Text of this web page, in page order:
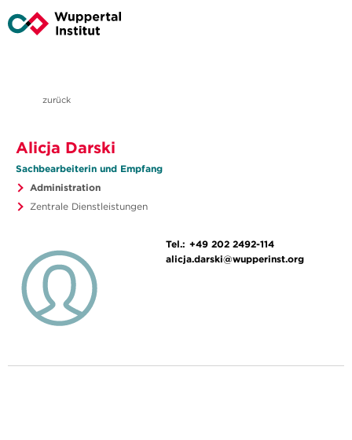
zurück
Alicja Darski
Sachbearbeiterin und Empfang
Administration
Zentrale Dienstleistungen
Tel.: +49 202 2492-114
alicja.darski@wupperinst.org